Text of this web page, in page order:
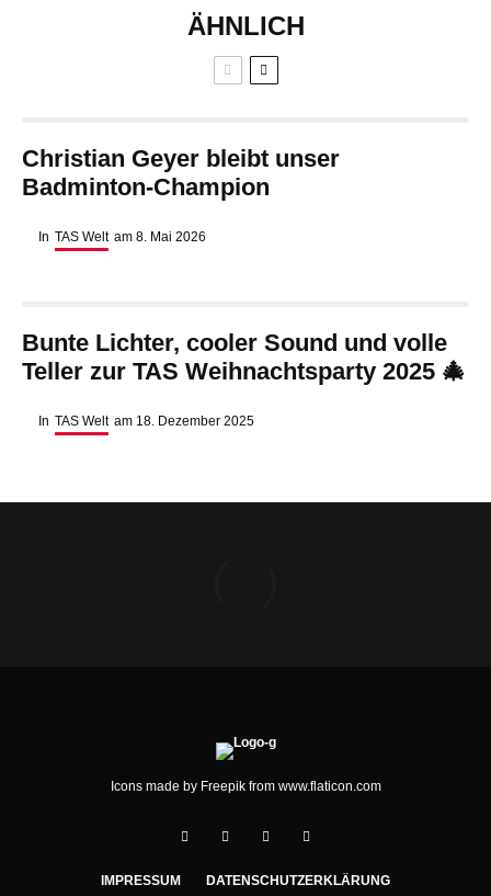
ÄHNLICH
Christian Geyer bleibt unser
Badminton-Champion
In TAS Welt am 8. Mai 2026
Bunte Lichter, cooler Sound und volle
Teller zur TAS Weihnachtsparty 2025 🎄
In TAS Welt am 18. Dezember 2025
Icons made by Freepikfrom www.flaticon.com
IMPRESSUM DATENSCHUTZERKLÄRUNG